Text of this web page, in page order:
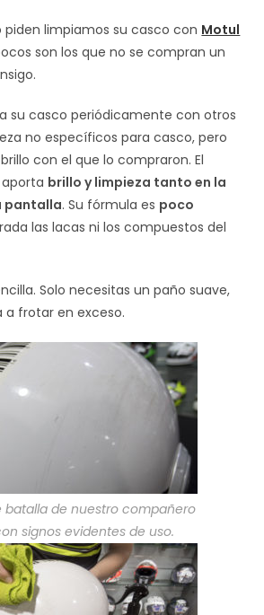
piden limpiamos su casco con Motul
son los que no se compran un
su casco periódicamente con otros
no específicos para casco, pero
con el que lo compraron. El
brillo y limpieza tanto en la
pantalla. Su fórmula es poco
las lacas ni los compuestos del
Solo necesitas un paño suave,
a frotar en exceso.
batalla de nuestro compañero
signos evidentes de uso.